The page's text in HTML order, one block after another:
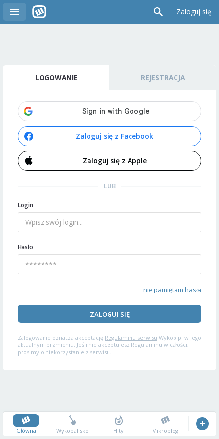
Zaloguj się
LOGOWANIE REJESTRACJA
Zaloguj się z Facebook
Zaloguj się z Apple
LUB
Login
Hasło
nie pamiętam hasła
ZALOGUJ SIĘ
Zalogowanie oznacza akceptację Regulaminu serwisu Wykop.pl w jego
aktualnym brzmieniu. Jeśli nie akceptujesz Regulaminu w całości,
prosimy o niekorzystanie z serwisu.
Główna Wykopalisko Hity Mikroblog